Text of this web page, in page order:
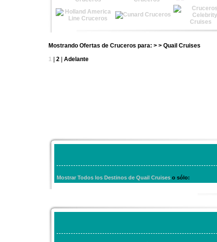
Mostrando Ofertas de Cruceros para: > > Quail Cruises
1
2 Adelante
Mostrar Todos los Destinos de Quail Cruises o sólo: